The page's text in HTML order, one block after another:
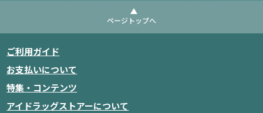
ページトップへ
ご利用ガイド
お支払いについて
特集・コンテンツ
アイドラッグストアーについて